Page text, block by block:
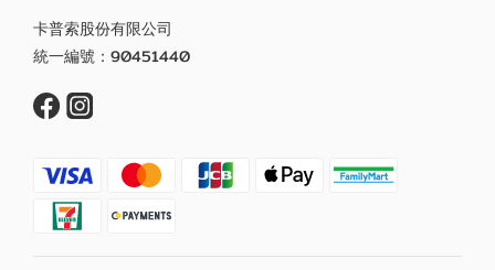
卡普索股份有限公司
統一編號：90451440